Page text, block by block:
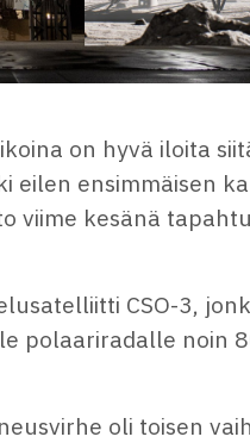
on hyvä iloita
eilen ensimmäisen
viime kesänä
CSO-3,
polaariradalle noin
oli toisen